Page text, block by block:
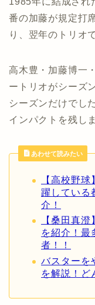
番の加藤が規定打
り、翌年のトリオ
高木豊・加藤博一
ートリオがシーズ
シーズンだけでし
インパクトを残し
あわせて読みたい
【高校野
躍している
介！
【桑田真
を紹介！最
者！！
バスターを
を解説！ど